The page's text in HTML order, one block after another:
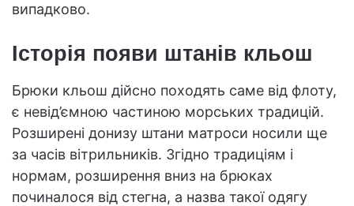
випадково.
Історія появи штанів кльош
Брюки кльош дійсно походять саме від флоту,
є невід’ємною частиною морських традицій.
Розширені донизу штани матроси носили ще
за часів вітрильників. Згідно традиціям і
нормам, розширення вниз на брюках
починалося від стегна, а назва такої одягу